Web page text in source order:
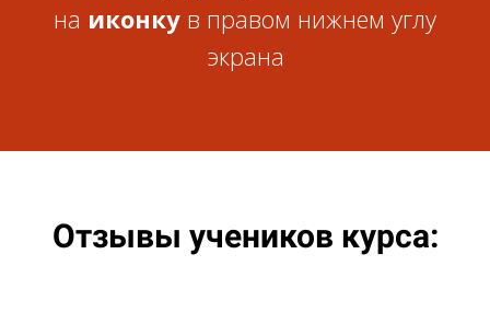
на иконку в правом нижнем углу
экрана
Отзывы учеников курса: